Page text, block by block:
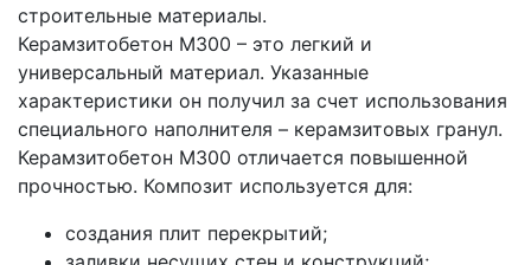
строительные материалы.
Керамзитобетон М300 – это легкий и
универсальный материал. Указанные
характеристики он получил за счет использования
специального наполнителя – керамзитовых гранул.
Керамзитобетон М300 отличается повышенной
прочностью. Композит используется для:
создания плит перекрытий;